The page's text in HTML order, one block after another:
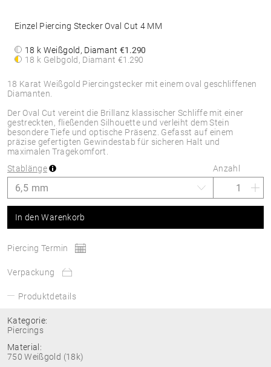
18 Karat Weißgold Piercingstecker mit einem oval geschliffenen
Diamanten.
Der Oval Cut vereint die Brillanz klassischer Schliffe mit einer
gestreckten, fließenden Silhouette und verleiht dem Stein
besondere Tiefe und optische Präsenz. Gefasst auf einem
präzise gefertigten Gewindestab für sicheren Halt und
maximalen Tragekomfort.
Einzel Piercing Stecker Oval Cut 4 MM
18 k Weißgold, Diamant€1.290
18 k Gelbgold, Diamant€1.290
Stablänge Anzahl
In den Warenkorb
Piercing Termin
Verpackung
Produktdetails
Kategorie:
Piercings
Material:
750 Weißgold (18k)